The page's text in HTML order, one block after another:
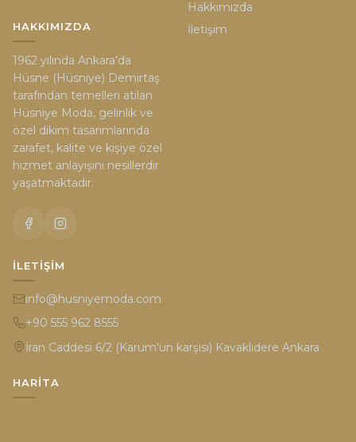
HAKKIMIZDA
1962 yılında Ankara’da
Hüsne (Hüsniye) Demirtaş
tarafından temelleri atılan
Hüsniye Moda, gelinlik ve
özel dikim tasarımlarında
zarafet, kalite ve kişiye özel
hizmet anlayışını nesillerdir
yaşatmaktadır.
Hakkımızda
İletişim
İLETIŞIM
info@husniyemoda.com
+90 555 962 8555
İran Caddesi 6/2 (Karum'un karşısı) Kavaklıdere Ankara
HARITA